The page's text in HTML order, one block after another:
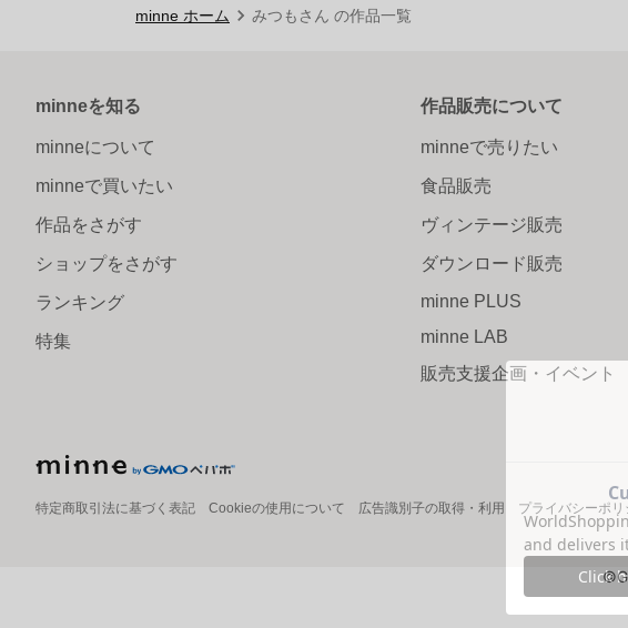
minne ホーム みつもさん の作品一覧
minneを知る
minneについて
minneで買いたい
作品をさがす
ショップをさがす
ランキング
特集
作品販売について
minneで売りたい
食品販売
ヴィンテージ販売
ダウンロード販売
minne PLUS
minne LAB
販売支援企画・イベント
特定商取引法に基づく表記 Cookieの使用について 広告識別子の取得・利用 プライバシーポリ